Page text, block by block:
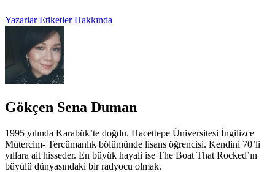
Yazarlar Etiketler Hakkında
Gökçen Sena Duman
1995 yılında Karabük’te doğdu. Hacettepe Üniversitesi İngilizce
Mütercim- Tercümanlık bölümünde lisans öğrencisi. Kendini 70’li
yıllara ait hisseder. En büyük hayali ise The Boat That Rocked’ın
büyülü dünyasındaki bir radyocu olmak.